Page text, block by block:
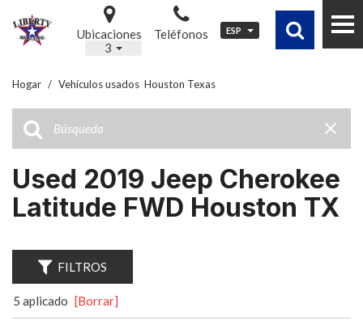
Ubicaciones
3
Teléfonos ESP
Hogar / Vehículos usados ​ Houston Texas
Used 2019 Jeep Cherokee
Latitude FWD Houston TX
FILTROS
5 aplicado [Borrar]